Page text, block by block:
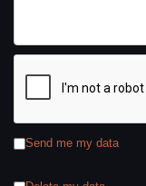
Send me my data